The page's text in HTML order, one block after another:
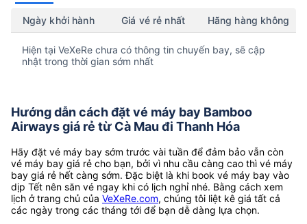
Ngày khởi hành Giá vé rẻ nhất Hãng hàng không
Hiện tại VeXeRe chưa có thông tin chuyến bay, sẽ cập
nhật trong thời gian sớm nhất
Hướng dẫn cách đặt vé máy bay Bamboo
Airways giá rẻ từ Cà Mau đi Thanh Hóa
Hãy đặt vé máy bay sớm trước vài tuần để đảm bảo vẫn còn
vé máy bay giá rẻ cho bạn, bởi vì nhu cầu càng cao thì vé máy
bay giá rẻ hết càng sớm. Đặc biệt là khi book vé máy bay vào
dịp Tết nên săn vé ngay khi có lịch nghỉ nhé. Bằng cách xem
lịch ở trang chủ của VeXeRe.com, chúng tôi liệt kê giá tất cả
các ngày trong các tháng tới để bạn dễ dàng lựa chọn.